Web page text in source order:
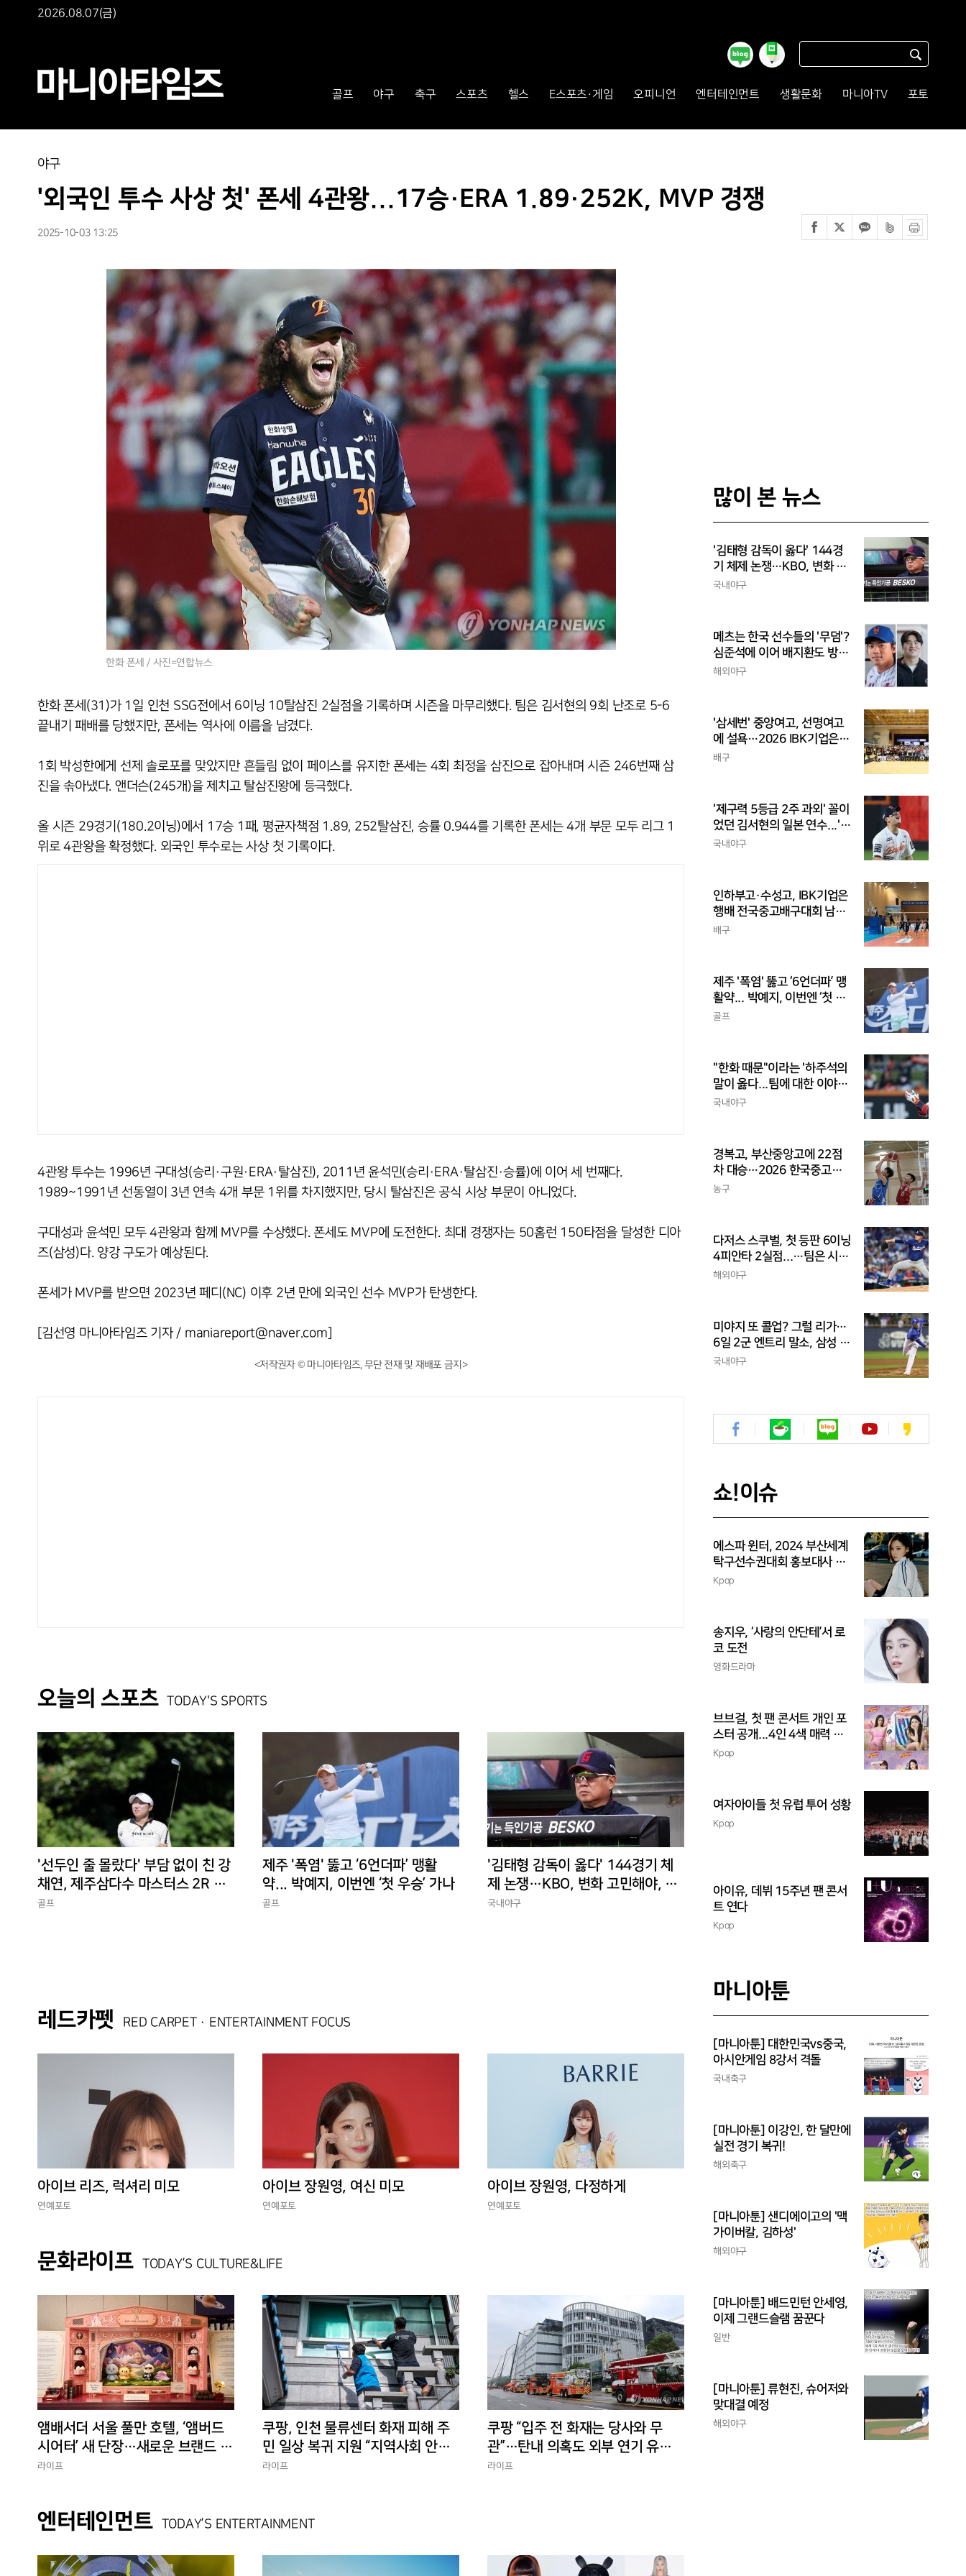
2026.08.07(금)
골프 야구 축구 스포츠 헬스 E스포츠·게임 오피니언 엔터테인먼트 생활문화 마니아TV 포토
야구
'외국인 투수 사상 첫' 폰세 4관왕...17승·ERA 1.89·252K, MVP 경쟁
2025-10-03 13:25
한화 폰세 / 사진=연합뉴스
한화 폰세(31)가 1일 인천 SSG전에서 6이닝 10탈삼진 2실점을 기록하며 시즌을 마무리했다. 팀은 김서현의 9회 난조로 5-6
끝내기 패배를 당했지만, 폰세는 역사에 이름을 남겼다.
1회 박성한에게 선제 솔로포를 맞았지만 흔들림 없이 페이스를 유지한 폰세는 4회 최정을 삼진으로 잡아내며 시즌 246번째 삼
진을 솎아냈다. 앤더슨(245개)을 제치고 탈삼진왕에 등극했다.
올 시즌 29경기(180.2이닝)에서 17승 1패, 평균자책점 1.89, 252탈삼진, 승률 0.944를 기록한 폰세는 4개 부문 모두 리그 1
위로 4관왕을 확정했다. 외국인 투수로는 사상 첫 기록이다.
4관왕 투수는 1996년 구대성(승리·구원·ERA·탈삼진), 2011년 윤석민(승리·ERA·탈삼진·승률)에 이어 세 번째다.
1989~1991년 선동열이 3년 연속 4개 부문 1위를 차지했지만, 당시 탈삼진은 공식 시상 부문이 아니었다.
구대성과 윤석민 모두 4관왕과 함께 MVP를 수상했다. 폰세도 MVP에 도전한다. 최대 경쟁자는 50홈런 150타점을 달성한 디아
즈(삼성)다. 양강 구도가 예상된다.
폰세가 MVP를 받으면 2023년 페디(NC) 이후 2년 만에 외국인 선수 MVP가 탄생한다.
[김선영 마니아타임즈 기자 / maniareport@naver.com]
<저작권자 © 마니아타임즈, 무단 전재 및 재배포 금지>
오늘의 스포츠 TODAY'S SPORTS
'선두인 줄 몰랐다' 부담 없이 친 강
채연, 제주삼다수 마스터스 2R 단
독 선두
골프
제주 '폭염' 뚫고 ‘6언더파’ 맹활
약... 박예지, 이번엔 ‘첫 우승’ 가나
골프
'김태형 감독이 옳다' 144경기 체
제 논쟁…KBO, 변화 고민해야, 환
경에 맞는 경기 수가 바람직
국내야구
레드카펫 RED CARPET · ENTERTAINMENT FOCUS
아이브 리즈, 럭셔리 미모
연예포토
아이브 장원영, 여신 미모
연예포토
아이브 장원영, 다정하게
연예포토
문화라이프 TODAY’S CULTURE&LIFE
앰배서더 서울 풀만 호텔, ‘앰버드
시어터’ 새 단장…새로운 브랜드 경
험 선사
라이프
쿠팡, 인천 물류센터 화재 피해 주
민 일상 복귀 지원 “지역사회 안정
에 총력”
라이프
쿠팡 “입주 전 화재는 당사와 무
관”…탄내 의혹도 외부 연기 유입
반박
라이프
엔터테인먼트 TODAY’S ENTERTAINMENT
많이 본 뉴스
'김태형 감독이 옳다' 144경
기 체제 논쟁…KBO, 변화 고
민해야, 환경에 맞는 경기 수
국내야구
메츠는 한국 선수들의 '무덤'?
심준석에 이어 배지환도 방
출...심준석은 이미 귀국, 배
해외야구
'삼세번' 중앙여고, 선명여고
에 설욕…2026 IBK기업은행
배 전국중고배구대회 우승
배구
'제구력 5등급 2주 과외' 꼴이
었던 김서현의 일본 연수...'종
합검진표'에 불과
국내야구
인하부고·수성고, IBK기업은
행배 전국중고배구대회 남고
부 결승 격돌
배구
제주 '폭염' 뚫고 ‘6언더파’ 맹
활약... 박예지, 이번엔 ‘첫 우
승’ 가나
골프
"한화 때문"이라는 '하주석의
말이 옳다...팀에 대한 이야
기, 끝까지 안 하는 게 도리
국내야구
경복고, 부산중앙고에 22점
차 대승…2026 한국중고농
구 주말리그 왕중왕전 첫 승
농구
다저스 스쿠벌, 첫 등판 6이닝
4피안타 2실점...…팀은 시즌
최다 5연패
해외야구
미야지 또 콜업? 그럴 리가…
6일 2군 엔트리 말소, 삼성 새
아시아쿼터 찾았나
국내야구
쇼!이슈
에스파 윈터, 2024 부산세계
탁구선수권대회 홍보대사 위
촉
Kpop
송지우, ‘사랑의 안단테’서 로
코 도전
영화드라마
브브걸, 첫 팬 콘서트 개인 포
스터 공개...4인 4색 매력 발
산
Kpop
여자아이들 첫 유럽 투어 성황
Kpop
아이유, 데뷔 15주년 팬 콘서
트 연다
Kpop
마니아툰
[마니아툰] 대한민국vs중국,
아시안게임 8강서 격돌
국내축구
[마니아툰] 이강인, 한 달만에
실전 경기 복귀!
해외축구
[마니아툰] 샌디에이고의 '맥
가이버칼, 김하성'
해외야구
[마니아툰] 배드민턴 안세영,
이제 그랜드슬램 꿈꾼다
일반
[마니아툰] 류현진, 슈어저와
맞대결 예정
해외야구